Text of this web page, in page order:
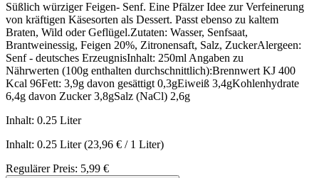
Süßlich würziger Feigen- Senf. Eine Pfälzer Idee zur Verfeinerung
von kräftigen Käsesorten als Dessert. Passt ebenso zu kaltem
Braten, Wild oder Geflügel.Zutaten: Wasser, Senfsaat,
Brantweinessig, Feigen 20%, Zitronensaft, Salz, ZuckerAlergeen:
Senf - deutsches ErzeugnisInhalt: 250ml Angaben zu
Nährwerten (100g enthalten durchschnittlich):Brennwert KJ 400
Kcal 96Fett: 3,9g davon gesättigt 0,3gEiweiß 3,4gKohlenhydrate
6,4g davon Zucker 3,8gSalz (NaCl) 2,6g
Inhalt: 0.25 Liter
Inhalt: 0.25 Liter(23,96 € / 1 Liter)
Regulärer Preis: 5,99 €